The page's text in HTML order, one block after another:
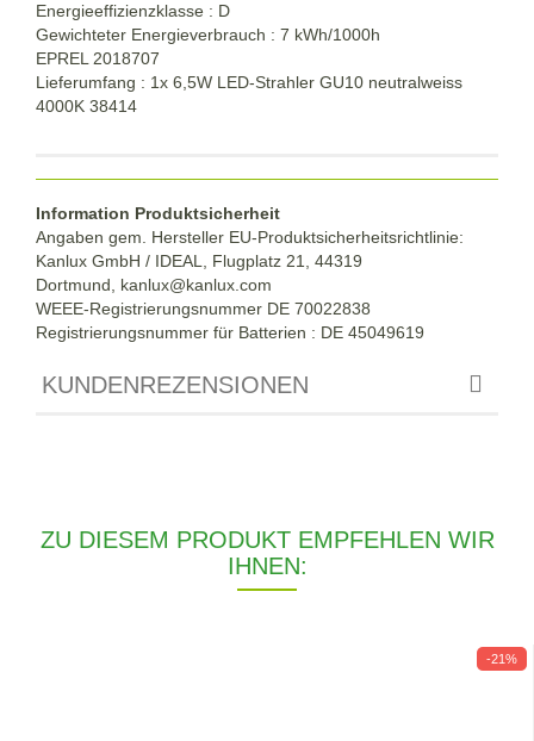
Energieeffizienzklasse : D
Gewichteter Energieverbrauch : 7 kWh/1000h
EPREL 2018707
Lieferumfang : 1x 6,5W LED-Strahler GU10 neutralweiss
4000K 38414
Information Produktsicherheit
Angaben gem. Hersteller EU-Produktsicherheitsrichtlinie:
Kanlux GmbH / IDEAL, Flugplatz 21, 44319
Dortmund, kanlux@kanlux.com
WEEE-Registrierungsnummer DE 70022838
Registrierungsnummer für Batterien : DE 45049619
KUNDENREZENSIONEN
ZU DIESEM PRODUKT EMPFEHLEN WIR
IHNEN:
-21%